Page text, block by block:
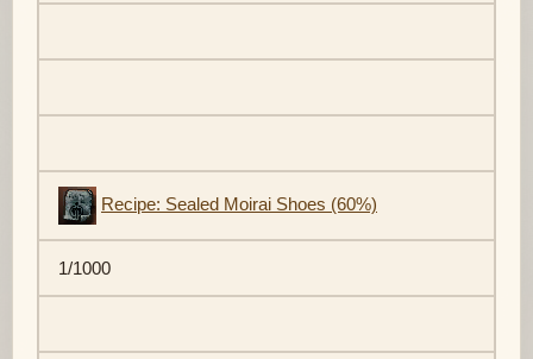
Recipe: Sealed Moirai Shoes (60%)
1/1000